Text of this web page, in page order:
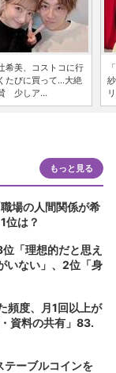
希美、コストコに行
くたびに買って...大絶
少しア...
もっと見る
場の人間関係が希
位は？
「理想的だと思え
いない」、2位「身
頻度、月1回以上が
資料の共有」83.
ーブルコインを